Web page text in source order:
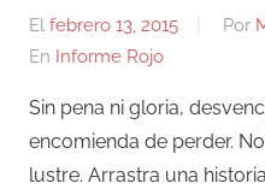
El febrero 13, 2015 Por
En Informe Rojo
Sin pena ni gloria,
encomienda de perder.
lustre. Arrastra una